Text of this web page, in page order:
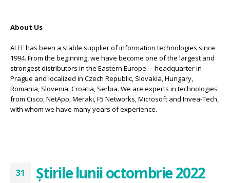
31 Știrile lunii octombrie 2022
About Us
ALEF has been a stable supplier of information technologies since
1994. From the beginning, we have become one of the largest and
strongest distributors in the Eastern Europe. – headquarter in
Prague and localized in Czech Republic, Slovakia, Hungary,
Romania, Slovenia, Croatia, Serbia. We are experts in technologies
from Cisco, NetApp, Meraki, F5 Networks, Microsoft and Invea-Tech,
with whom we have many years of experience.